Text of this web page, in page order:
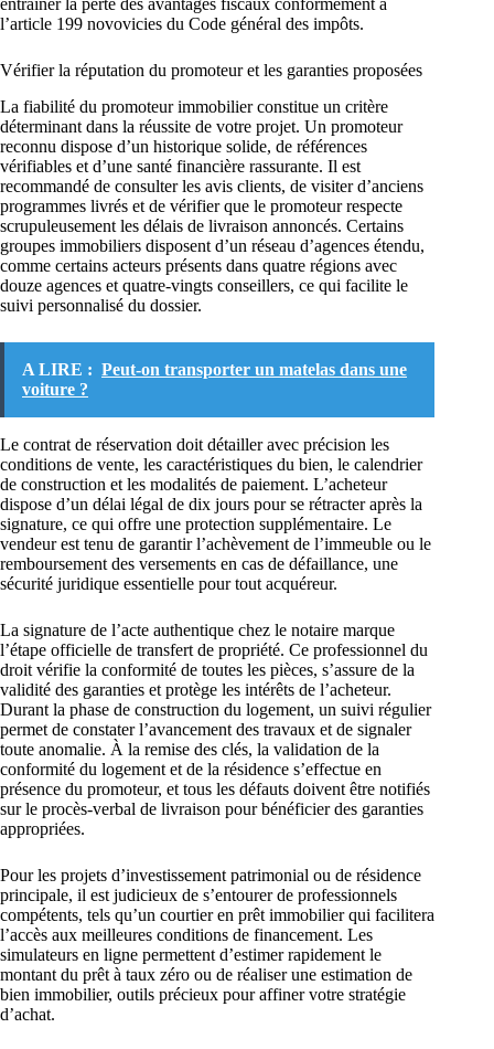
entraîner la perte des avantages fiscaux conformément à
l’article 199 novovicies du Code général des impôts.
Vérifier la réputation du promoteur et les garanties proposées
La fiabilité du promoteur immobilier constitue un critère
déterminant dans la réussite de votre projet. Un promoteur
reconnu dispose d’un historique solide, de références
vérifiables et d’une santé financière rassurante. Il est
recommandé de consulter les avis clients, de visiter d’anciens
programmes livrés et de vérifier que le promoteur respecte
scrupuleusement les délais de livraison annoncés. Certains
groupes immobiliers disposent d’un réseau d’agences étendu,
comme certains acteurs présents dans quatre régions avec
douze agences et quatre-vingts conseillers, ce qui facilite le
suivi personnalisé du dossier.
A LIRE : Peut-on transporter un matelas dans une
voiture ?
Le contrat de réservation doit détailler avec précision les
conditions de vente, les caractéristiques du bien, le calendrier
de construction et les modalités de paiement. L’acheteur
dispose d’un délai légal de dix jours pour se rétracter après la
signature, ce qui offre une protection supplémentaire. Le
vendeur est tenu de garantir l’achèvement de l’immeuble ou le
remboursement des versements en cas de défaillance, une
sécurité juridique essentielle pour tout acquéreur.
La signature de l’acte authentique chez le notaire marque
l’étape officielle de transfert de propriété. Ce professionnel du
droit vérifie la conformité de toutes les pièces, s’assure de la
validité des garanties et protège les intérêts de l’acheteur.
Durant la phase de construction du logement, un suivi régulier
permet de constater l’avancement des travaux et de signaler
toute anomalie. À la remise des clés, la validation de la
conformité du logement et de la résidence s’effectue en
présence du promoteur, et tous les défauts doivent être notifiés
sur le procès-verbal de livraison pour bénéficier des garanties
appropriées.
Pour les projets d’investissement patrimonial ou de résidence
principale, il est judicieux de s’entourer de professionnels
compétents, tels qu’un courtier en prêt immobilier qui facilitera
l’accès aux meilleures conditions de financement. Les
simulateurs en ligne permettent d’estimer rapidement le
montant du prêt à taux zéro ou de réaliser une estimation de
bien immobilier, outils précieux pour affiner votre stratégie
d’achat.